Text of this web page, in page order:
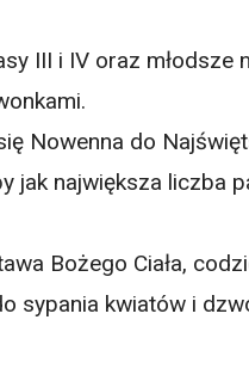
III i IV oraz młodsze
Nowenna do
jak największa liczba
Bożego Ciała,
sypania kwiatów i